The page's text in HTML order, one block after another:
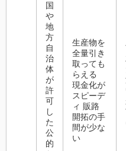
国
や
地
方
自
治
体
が
許
可
し
た
公
的
生産物を
全量引き
取っても
らえる
現金化が
スピーデ
ィ 販路
開拓の手
間が少な
い